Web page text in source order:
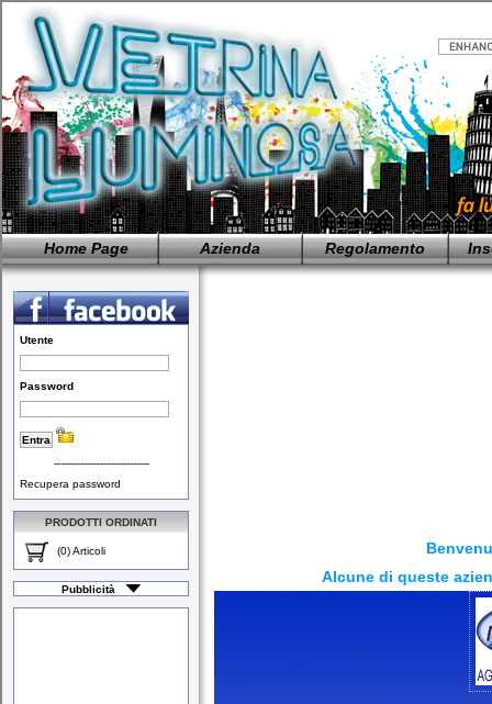
Home Page Azienda Regolamento
Utente
Password
-----------------------------
Recupera password
PRODOTTI ORDINATI
(0) Articoli
Pubblicità
Alcune di queste